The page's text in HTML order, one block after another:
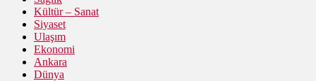
Kültür – Sanat
Siyaset
Ulaşım
Ekonomi
Ankara
Dünya